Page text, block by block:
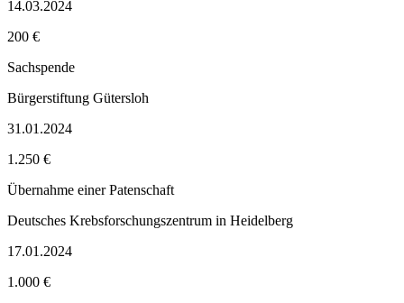
14.03.2024
200 €
Sachspende
Bürgerstiftung Gütersloh
31.01.2024
1.250 €
Übernahme einer Patenschaft
Deutsches Krebsforschungszentrum in Heidelberg
17.01.2024
1.000 €